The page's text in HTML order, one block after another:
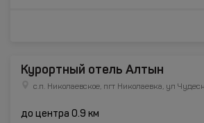
Курортный отель Алтын
с.п. Николаевское, пгт Николаевка, ул
до центра 0.9 км